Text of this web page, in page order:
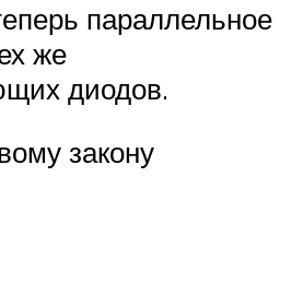
параллельное
же
диодов.
закону